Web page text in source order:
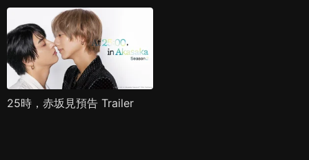
25時，赤坂見預告 Trailer